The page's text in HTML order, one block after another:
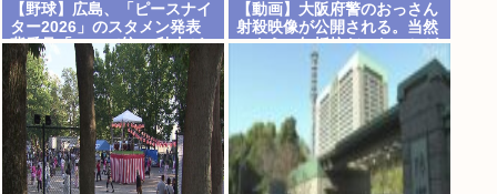
【野球】広島、「ピースナイ
ター2026」のスタメン発表
背番号「86」で統一 秋山が
カープ移籍後初の4番 小園は
6番
【動画】大阪府警のおっさん
射殺映像が公開される。当然
のように無抵抗だったことが